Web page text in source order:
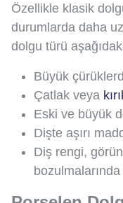
Özellikle klasik
durumlarda daha
dolgu türü
Büyük
Çatlak veya
Eski ve büyük
Dişte aşırı
Diş rengi,
bozulmalarında